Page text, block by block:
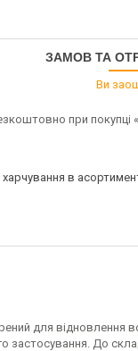
ЗАМОВ ТА
Ви
при покупці
в
для відновлення
застосування. До